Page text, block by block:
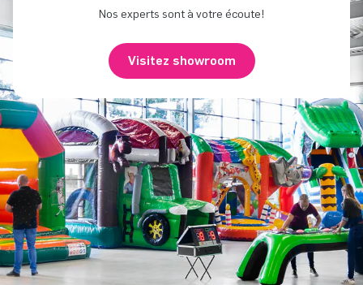
Nos experts sont à votre écoute!
Visitez showroom